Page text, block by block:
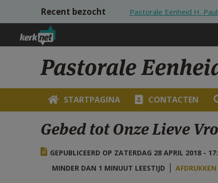
Overslaan en naar de inhoud gaan
Recent bezocht Pastorale Eenheid H.
Pastorale
STARTPAGINA CONTACTEN
Gebed tot Onze Lieve
GEPUBLICEERD OP ZATERDAG 28 APRIL 2018 -
MINDER DAN 1 MINUUT LEESTIJD
AFDRUKKEN